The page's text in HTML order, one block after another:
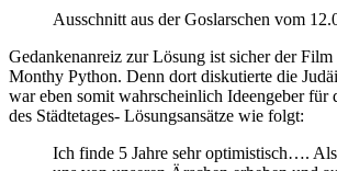
Ausschnitt aus der Goslarschen vom
Gedankenanreiz zur Lösung ist sicher der
Monthy Python. Denn dort diskutierte die
war eben somit wahrscheinlich Ideengeber für
des Städtetages- Lösungsansätze wie folgt:
Ich finde 5 Jahre sehr optimistisch….